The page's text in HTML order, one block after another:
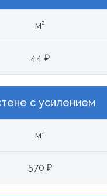
м²
44 ₽
с усилением
м²
570 ₽